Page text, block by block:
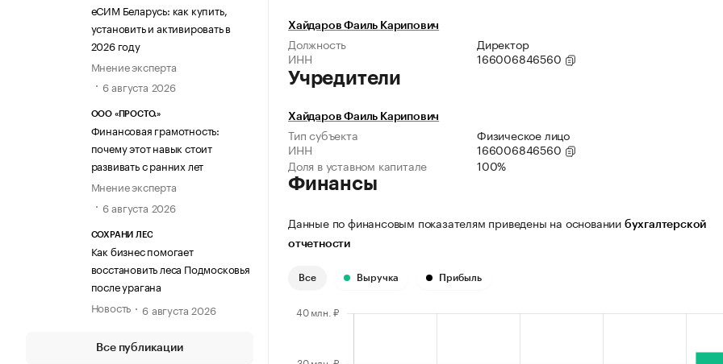
еСИМ Беларусь: как купить,
установить и активировать в
2026 году
Мнение эксперта
6 августа 2026
ООО «ПРОСТО.»
Финансовая грамотность:
почему этот навык стоит
развивать с ранних лет
Мнение эксперта
6 августа 2026
СОХРАНИ ЛЕС
Как бизнес помогает
восстановить леса Подмосковья
после урагана
Новость
6 августа 2026
Все публикации
Хайдаров Фаиль Карипович
Должность
Директор
ИНН
166006846560
Учредители
Хайдаров Фаиль Карипович
Тип субъекта
Физическое лицо
ИНН
166006846560
Доля в уставном капитале
100%
Финансы
Данные по финансовым показателям приведены на основании бухгалтерской
отчетности
Все Выручка Прибыль